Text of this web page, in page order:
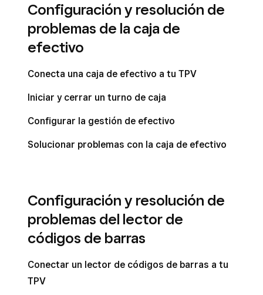
Configuración y resolución de
problemas de la caja de
efectivo
Conecta una caja de efectivo a tu TPV
Iniciar y cerrar un turno de caja
Configurar la gestión de efectivo
Solucionar problemas con la caja de efectivo
Configuración y resolución de
problemas del lector de
códigos de barras
Conectar un lector de códigos de barras a tu
TPV